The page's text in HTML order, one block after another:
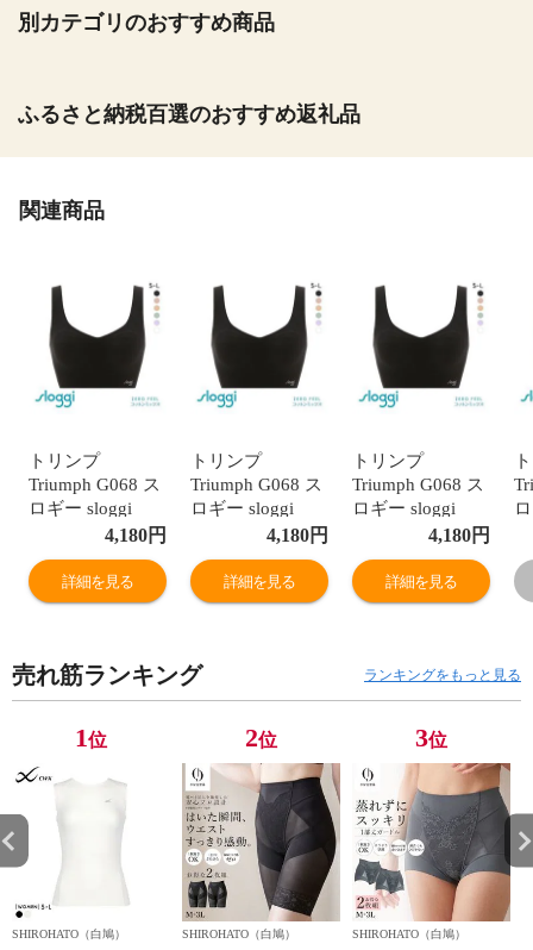
別カテゴリのおすすめ商品
ふるさと納税百選のおすすめ返礼品
関連商品
トリンプ
Triumph G068 ス
ロギー sloggi
ZERO FEEL 綿混
ハーフトップ ノ
ンワイヤー シー
ムレス SML 単品
4,180円
詳細を見る
トリンプ
Triumph G068 ス
ロギー sloggi
ZERO FEEL 綿混
ハーフトップ ノ
ンワイヤー シー
ムレス SML 単品
4,180円
詳細を見る
トリンプ
Triumph G068 ス
ロギー sloggi
ZERO FEEL 綿混
ハーフトップ ノ
ンワイヤー シー
ムレス SML 単品
4,180円
詳細を見る
売れ筋ランキング ランキングをもっと見る
1位
SHIROHATO（白鳩）
2位
SHIROHATO（白鳩）
3位
SHIROHATO（白鳩）